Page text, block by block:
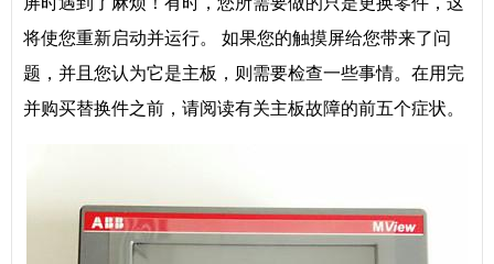
将使您重新启动并运行。 如果您的触摸屏给您带来了问
题，并且您认为它是主板，则需要检查一些事情。在用完
并购买替换件之前，请阅读有关主板故障的前五个症状。